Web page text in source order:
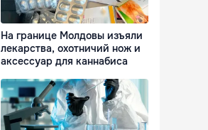
На границе Молдовы изъяли
лекарства, охотничий нож и
аксессуар для каннабиса